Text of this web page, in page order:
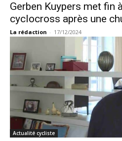
Gerben Kuypers met fin
cyclocross après une
La rédaction - 17/12/2024
Actualité cycliste